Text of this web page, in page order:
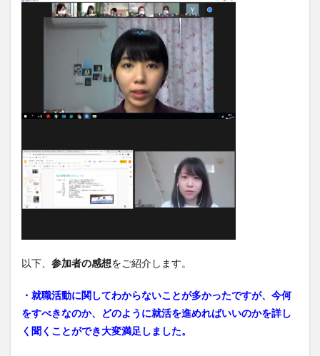
以下、 参加者の感想をご紹介します。
・就職活動に関してわからないことが多かったですが、今何
をすべきなのか、どのように就活を進めればいいのかを詳し
く聞くことができ大変満足しました。